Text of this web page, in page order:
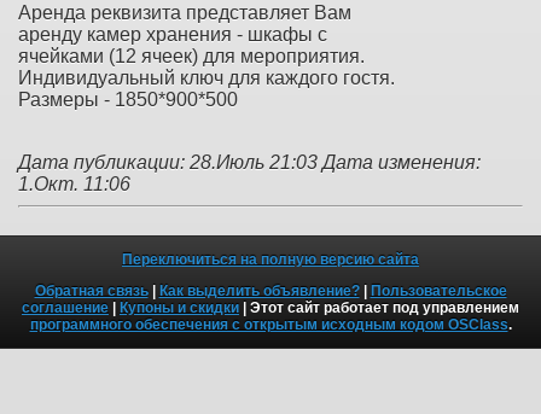
Аренда реквизита представляет Вам
аренду камер хранения - шкафы с
ячейками (12 ячеек) для мероприятия.
Индивидуальный ключ для каждого гостя.
Размеры - 1850*900*500
Дата публикации: 28.Июль 21:03 Дата изменения:
1.Окт. 11:06
Переключиться на полную версию сайта
Обратная связь| Как выделить объявление?| Пользовательское
соглашение | Купоны и скидки | Этот сайт работает под управлением
программного обеспечения с открытым исходным кодом OSClass.